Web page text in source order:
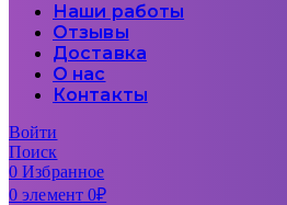
Наши работы
Отзывы
Доставка
О нас
Контакты
Войти
Поиск
0Избранное
0элемент 0₽